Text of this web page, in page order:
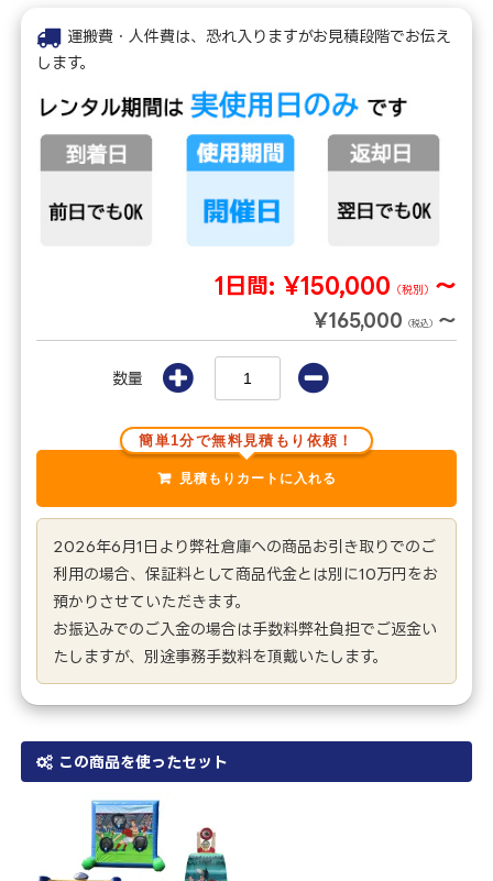
運搬費・人件費は、恐れ入りますがお見積段階でお伝え
します。
1日間: ¥150,000 （税別） ～
¥165,000 （税込） ～
数量
簡単1分で無料見積もり依頼！
2026年6月1日より弊社倉庫への商品お引き取りでのご
利用の場合、保証料として商品代金とは別に10万円をお
預かりさせていただきます。
お振込みでのご入金の場合は手数料弊社負担でご返金い
たしますが、別途事務手数料を頂戴いたします。
この商品を使ったセット